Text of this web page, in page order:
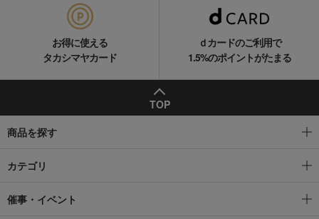
お得に使える
タカシマヤカード
ｄカードのご利用で
1.5%のポイントがたまる
TOP
商品を探す
カテゴリ
催事・イベント